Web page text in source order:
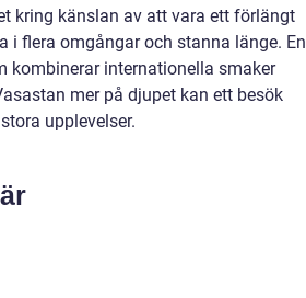
kring känslan av att vara ett förlängt
i flera omgångar och stanna länge. En
kombinerar internationella smaker
mer på djupet kan ett besök
upplevelser.